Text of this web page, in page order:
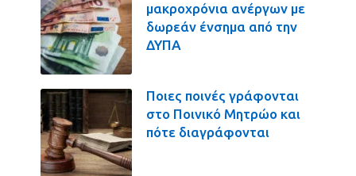
μακροχρόνια ανέργων με
δωρεάν ένσημα από την
ΔΥΠΑ
Ποιες ποινές γράφονται
στο Ποινικό Μητρώο και
πότε διαγράφονται